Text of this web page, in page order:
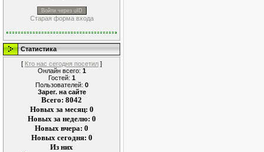
Войти через uID
Старая форма входа
Статистика
[ Кто нас сегодня посетил ]
Онлайн всего: 1
Гостей: 1
Пользователей: 0
Зарег. на сайте
Всего: 8042
Новых за месяц: 0
Новых за неделю: 0
Новых вчера: 0
Новых сегодня: 0
Из них